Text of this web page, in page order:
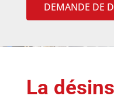
DEMANDE DE
La